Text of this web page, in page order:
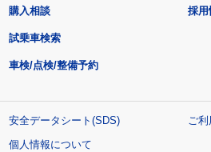
購入相談
試乗車検索
車検/点検/整備予約
採用
安全データシート(SDS)
ご
個人情報について